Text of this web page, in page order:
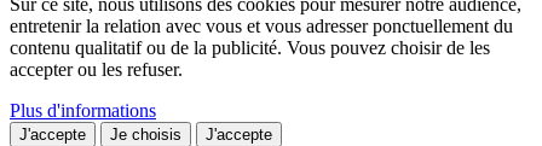
Sur ce site, nous utilisons des cookies pour mesurer notre audience,
entretenir la relation avec vous et vous adresser ponctuellement du
contenu qualitatif ou de la publicité. Vous pouvez choisir de les
accepter ou les refuser.
Plus d'informations
J'accepte Je choisis J'accepte